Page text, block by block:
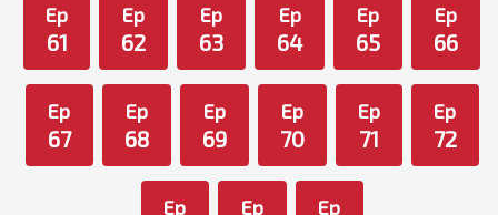
Ep
61
Ep
62
Ep
63
Ep
64
Ep
65
Ep
66
Ep
67
Ep
68
Ep
69
Ep
70
Ep
71
Ep
72
Ep Ep Ep